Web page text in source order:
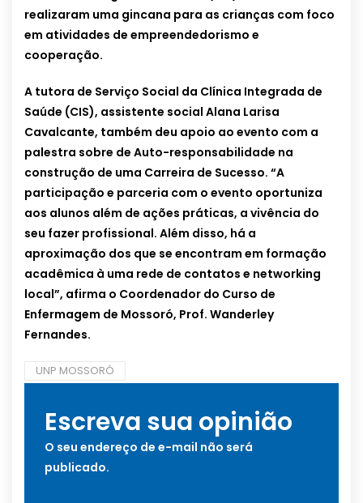
realizaram uma gincana para as crianças com foco
em atividades de empreendedorismo e
cooperação.
A tutora de Serviço Social da Clínica Integrada de
Saúde (CIS), assistente social Alana Larisa
Cavalcante, também deu apoio ao evento com a
palestra sobre de Auto-responsabilidade na
construção de uma Carreira de Sucesso. “A
participação e parceria com o evento oportuniza
aos alunos além de ações práticas, a vivência do
seu fazer profissional. Além disso, há a
aproximação dos que se encontram em formação
acadêmica à uma rede de contatos e networking
local”, afirma o Coordenador do Curso de
Enfermagem de Mossoró, Prof. Wanderley
Fernandes.
UNP MOSSORÓ
Escreva sua opinião
O seu endereço de e-mail não será
publicado.